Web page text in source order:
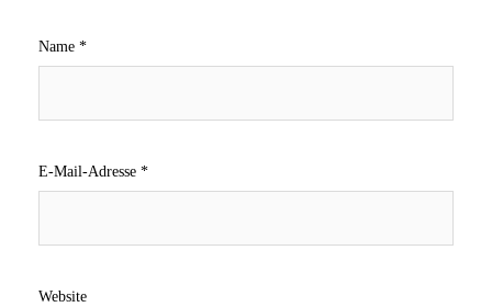
Name *
E-Mail-Adresse *
Website